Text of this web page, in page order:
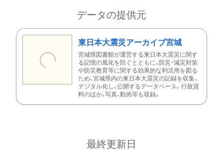
データの提供元
東日本大震災アーカイブ宮城
宮城県図書館が運営する東日本大震災に関す
る記憶の風化を防ぐとともに、防災・減災対策
や防災教育等に関する効果的な利活用を図る
ため、宮城県内の東日本大震災の記録を収集、
デジタル化し、公開するデータベース。行政資
料のほか、写真、動画等も収録。
最終更新日